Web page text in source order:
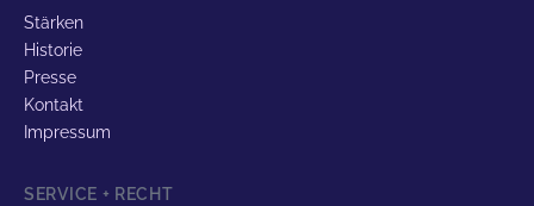
Stärken
Historie
Presse
Kontakt
Impressum
SERVICE + RECHT